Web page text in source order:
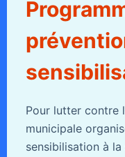
Pour lutter contre
municipale
sensibilisation à